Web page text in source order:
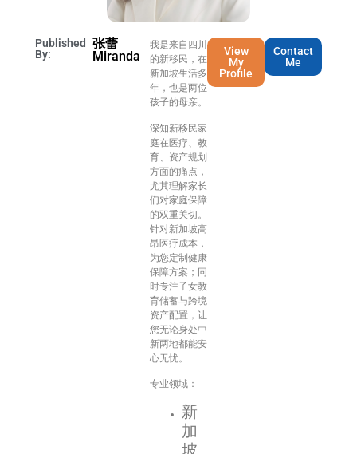
Published
By:
张蕾
Miranda
我是来自四川
的新移民，在
新加坡生活多
年，也是两位
孩子的母亲。
深知新移民家
庭在医疗、教
育、资产规划
方面的痛点，
尤其理解家长
们对家庭保障
的双重关切。
针对新加坡高
昂医疗成本，
为您定制健康
保障方案；同
时专注子女教
育储蓄与跨境
资产配置，让
您无论身处中
新两地都能安
心无忧。
专业领域：
新
加
View
My
Profile
Contact
Me